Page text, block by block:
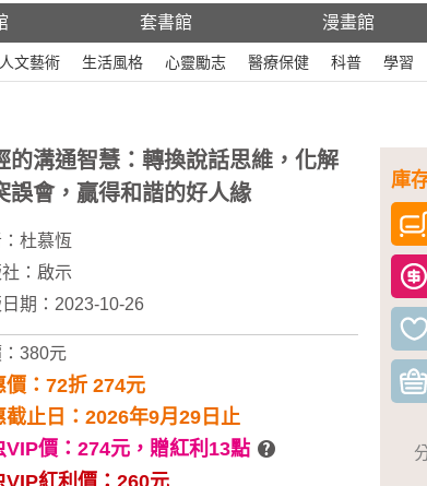
套書館 漫畫館
人文藝術 生活風格 心靈勵志 醫療保健 科普 學習
庫
的溝通智慧：轉換說話思維，化解
誤會，贏得和諧的好人緣
杜慕恆
： 啟示
期：2023-10-26
380元
價：72折 274元
截止日：2026年9月29日止
VIP價：274元， 贈紅利13點
VIP紅利價：260元